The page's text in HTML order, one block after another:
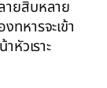
ายสิบหลาย
ทหารจะเข้า
หัวเราะ